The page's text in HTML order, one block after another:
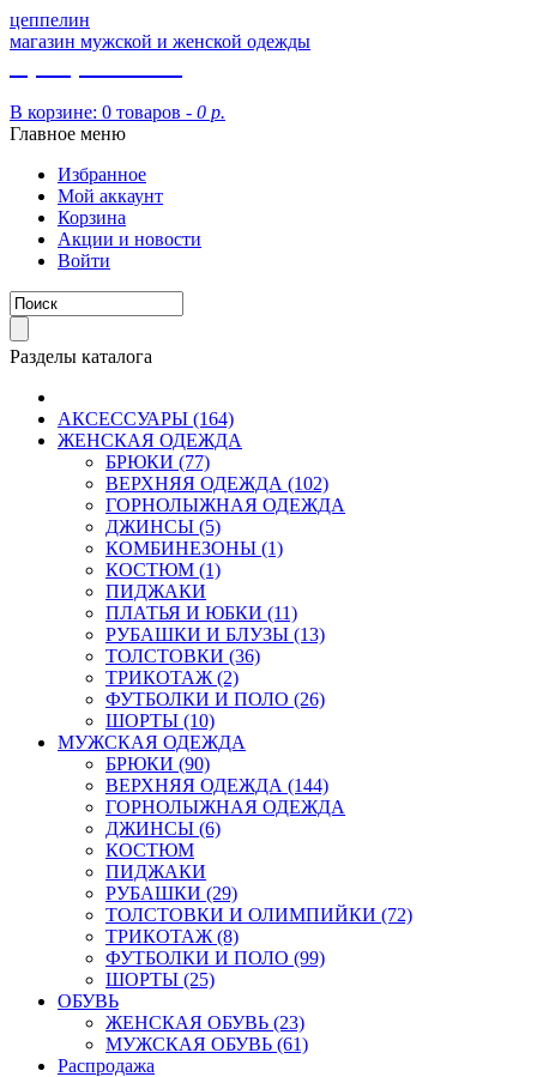
цеппелин
магазин мужской и женской одежды
В корзине: 0 товаров - 0 р.
Главное меню
Избранное
Мой аккаунт
Корзина
Акции и новости
Войти
Разделы каталога
АКСЕССУАРЫ (164)
ЖЕНСКАЯ ОДЕЖДА
БРЮКИ (77)
ВЕРХНЯЯ ОДЕЖДА (102)
ГОРНОЛЫЖНАЯ ОДЕЖДА
ДЖИНСЫ (5)
КОМБИНЕЗОНЫ (1)
КОСТЮМ (1)
ПИДЖАКИ
ПЛАТЬЯ И ЮБКИ (11)
РУБАШКИ И БЛУЗЫ (13)
ТОЛСТОВКИ (36)
ТРИКОТАЖ (2)
ФУТБОЛКИ И ПОЛО (26)
ШОРТЫ (10)
МУЖСКАЯ ОДЕЖДА
БРЮКИ (90)
ВЕРХНЯЯ ОДЕЖДА (144)
ГОРНОЛЫЖНАЯ ОДЕЖДА
ДЖИНСЫ (6)
КОСТЮМ
ПИДЖАКИ
РУБАШКИ (29)
ТОЛСТОВКИ И ОЛИМПИЙКИ (72)
ТРИКОТАЖ (8)
ФУТБОЛКИ И ПОЛО (99)
ШОРТЫ (25)
ОБУВЬ
ЖЕНСКАЯ ОБУВЬ (23)
МУЖСКАЯ ОБУВЬ (61)
Распродажа